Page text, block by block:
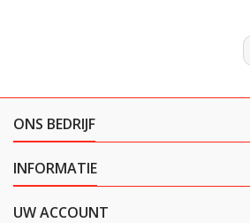
ONS BEDRIJF
INFORMATIE
UW ACCOUNT